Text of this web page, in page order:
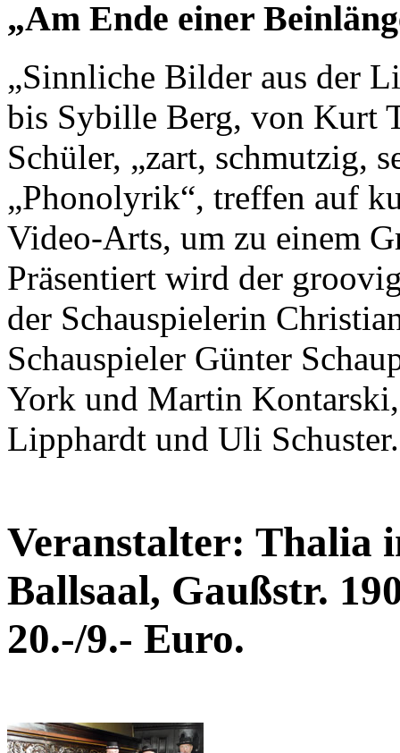
„Am Ende einer
„Sinnliche Bilder aus der
bis Sybille Berg, von Kurt
Schüler, „zart, schmutzig,
„Phonolyrik“, treffen auf
Video-Arts, um zu einem
Präsentiert wird der
der Schauspielerin
Schauspieler Günter
York und Martin
Lipphardt und Uli Schuster.
Veranstalter: Thalia
Ballsaal, Gaußstr.
20.-/9.- Euro.